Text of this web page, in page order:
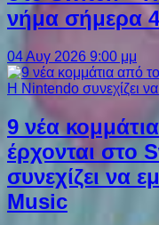
νήμα σήμερα
04 Αυγ 2026 9:00 μμ
9 νέα
έρχονται στο
συνεχίζει να
Music